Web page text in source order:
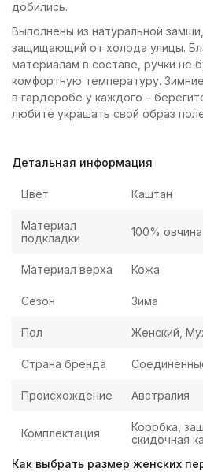
добились.
Выполнены из натуральной
защищающий от холода улицы.
материалам в составе, ручки не
комфортную температуру.
в гардеробе у каждого –
любите украшать свой образ
Детальная информация
Цвет Каштан
Материал
подкладки
100% овчина
Материал верха Кожа
Сезон Зима
Пол Женский,
Страна бренда
Происхождение Австралия
Комплектация
Коробка,
скидочная
Как выбрать размер женских